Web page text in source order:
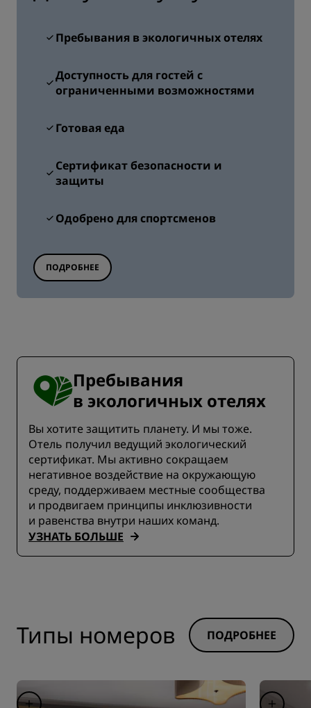
Пребывания в экологичных отелях
Доступность для гостей с
ограниченными возможностями
Готовая еда
Сертификат безопасности и
защиты
Одобрено для спортсменов
ПОДРОБНЕЕ
Пребывания
в экологичных отелях
Вы хотите защитить планету. И мы тоже.
Отель получил ведущий экологический
сертификат. Мы активно сокращаем
негативное воздействие на окружающую
среду, поддерживаем местные сообщества
и продвигаем принципы инклюзивности
и равенства внутри наших команд.
УЗНАТЬ БОЛЬШЕ
Типы номеров ПОДРОБНЕЕ